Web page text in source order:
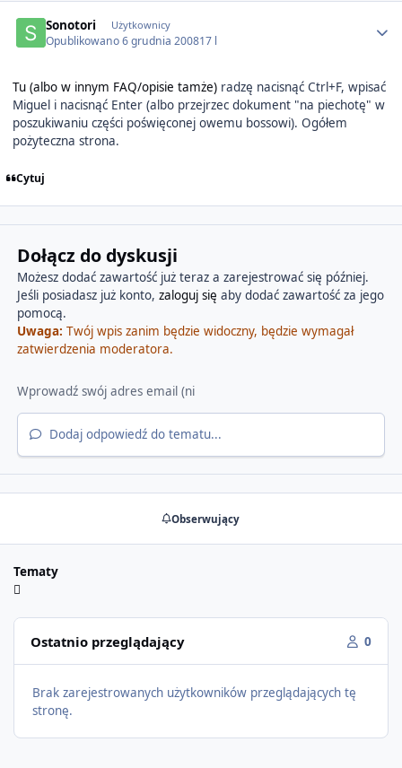
Sonotori Użytkownicy
Opublikowano6 grudnia 200817 l
Tu (albo w innym FAQ/opisie tamże)radzę nacisnąć Ctrl+F, wpisać
Miguel i nacisnąć Enter (albo przejrzec dokument "na piechotę" w
poszukiwaniu części poświęconej owemu bossowi). Ogółem
pożyteczna strona.
Cytuj
Dołącz do dyskusji
Możesz dodać zawartość już teraz a zarejestrować się później.
Jeśli posiadasz już konto, zaloguj się aby dodać zawartość za jego
pomocą.
Uwaga: Twój wpis zanim będzie widoczny, będzie wymagał
zatwierdzenia moderatora.
Dodaj odpowiedź do tematu...
Obserwujący
Tematy
Ostatnio przeglądający 0
Brak zarejestrowanych użytkowników przeglądających tę
stronę.